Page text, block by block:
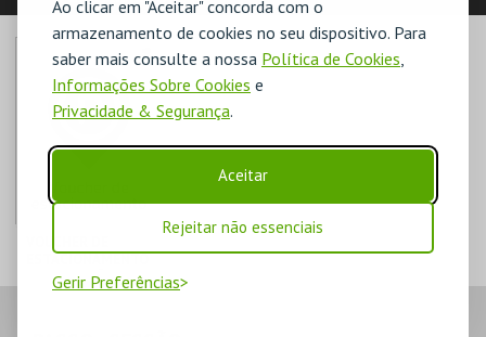
Ao clicar em "Aceitar" concorda com o
armazenamento de cookies no seu dispositivo. Para
saber mais consulte a nossa Política de Cookies,
Informações Sobre Cookies e
Privacidade & Segurança.
Aceitar
Rejeitar não essenciais
Gerir Preferências
ESTACIONAMENTO
PARQUE JOÃO DE
DEUS
C. M. S. JOÃO DA